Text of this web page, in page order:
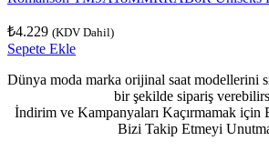
₺4.229 (KDV Dahil)
Sepete Ekle
Dünya moda marka orijinal saat modellerini
bir şekilde sipariş
İndirim ve Kampanyaları Kaçırmamak için
Bizi Takip Etmeyi